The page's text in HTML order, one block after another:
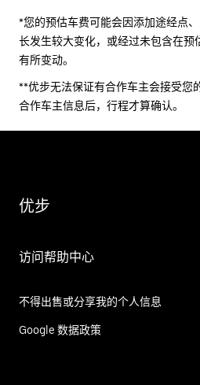
*您的预估车费可能会因添加途经点
长发生较大变化，或经过未包含在预
有所变动。
**优步无法保证有合作车主会接受您
合作车主信息后，行程才算确认。
优步
访问帮助中心
不得出售或分享我的个人信息
Google 数据政策